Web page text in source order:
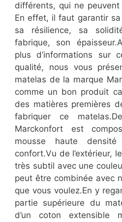
différents, qui ne
En effet, il faut garantir
sa résilience, sa
fabrique, son
plus d’informations sur
qualité, nous vous
matelas de la marque
comme un bon produit
des matières premières
fabriquer ce
Marckonfort est
mousse haute
confort.Vu de l’extérieur,
très subtil avec une
peut être combinée avec
que vous voulez.En y
partie supérieure du
d’un coton extensible